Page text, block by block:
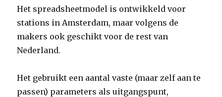
Het spreadsheetmodel is ontwikkeld voor
stations in Amsterdam, maar volgens de
makers ook geschikt voor de rest van
Nederland.
Het gebruikt een aantal vaste (maar zelf aan te
passen) parameters als uitgangspunt,